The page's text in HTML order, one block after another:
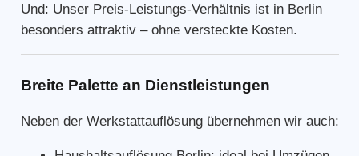
Und: Unser Preis-Leistungs-Verhältnis ist in Berlin
besonders attraktiv – ohne versteckte Kosten.
Breite Palette an Dienstleistungen
Neben der Werkstattauflösung übernehmen wir auch: